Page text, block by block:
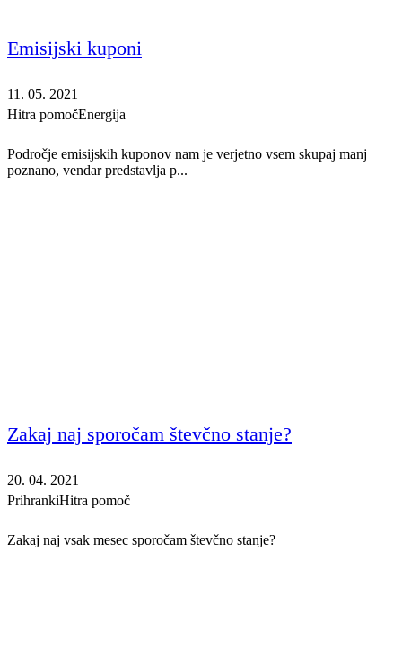
Emisijski kuponi
11. 05. 2021
Hitra pomočEnergija
Področje emisijskih kuponov nam je verjetno vsem skupaj manj
poznano, vendar predstavlja p...
Zakaj naj sporočam števčno stanje?
20. 04. 2021
PrihrankiHitra pomoč
Zakaj naj vsak mesec sporočam števčno stanje?